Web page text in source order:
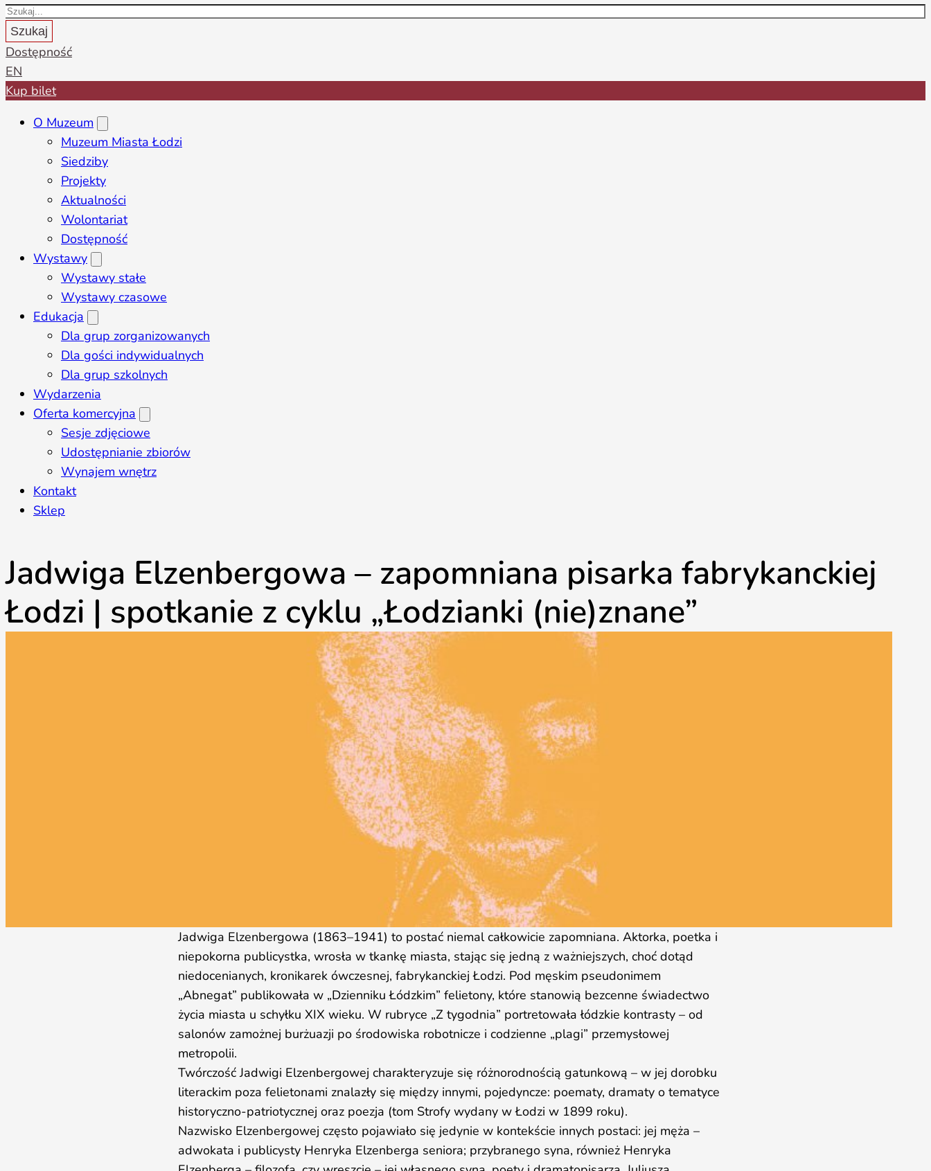
Szukaj
Dostępność
EN
Kup bilet
O Muzeum
Muzeum Miasta Łodzi
Siedziby
Projekty
Aktualności
Wolontariat
Dostępność
Wystawy
Wystawy stałe
Wystawy czasowe
Edukacja
Dla grup zorganizowanych
Dla gości indywidualnych
Dla grup szkolnych
Wydarzenia
Oferta komercyjna
Sesje zdjęciowe
Udostępnianie zbiorów
Wynajem wnętrz
Kontakt
Sklep
Jadwiga Elzenbergowa – zapomniana pisarka fabrykanckiej
Łodzi | spotkanie z cyklu „Łodzianki (nie)znane”
Jadwiga Elzenbergowa (1863–1941) to postać niemal całkowicie zapomniana. Aktorka, poetka i
niepokorna publicystka, wrosła w tkankę miasta, stając się jedną z ważniejszych, choć dotąd
niedocenianych, kronikarek ówczesnej, fabrykanckiej Łodzi. Pod męskim pseudonimem
„Abnegat” publikowała w „Dzienniku Łódzkim” felietony, które stanowią bezcenne świadectwo
życia miasta u schyłku XIX wieku. W rubryce „Z tygodnia” portretowała łódzkie kontrasty – od
salonów zamożnej burżuazji po środowiska robotnicze i codzienne „plagi” przemysłowej
metropolii.
Twórczość Jadwigi Elzenbergowej charakteryzuje się różnorodnością gatunkową – w jej dorobku
literackim poza felietonami znalazły się między innymi, pojedyncze: poematy, dramaty o tematyce
historyczno-patriotycznej oraz poezja (tom Strofy wydany w Łodzi w 1899 roku).
Nazwisko Elzenbergowej często pojawiało się jedynie w kontekście innych postaci: jej męża –
adwokata i publicysty Henryka Elzenberga seniora; przybranego syna, również Henryka